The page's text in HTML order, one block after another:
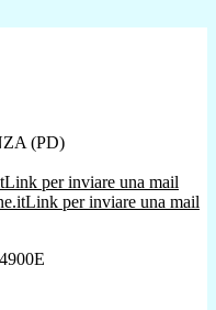
(PD)
Link per inviare una mail
Link per inviare una mail